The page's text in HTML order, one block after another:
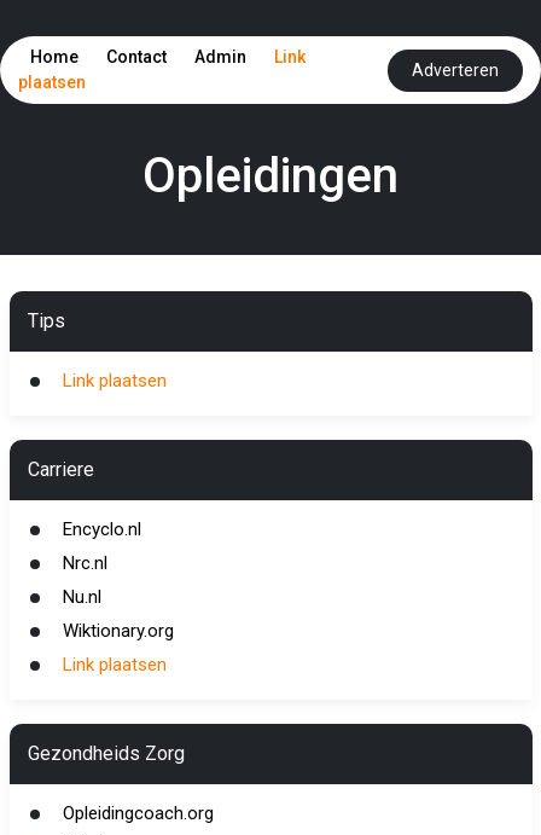
Home Contact Admin
Link
plaatsen
Adverteren
Opleidingen
Tips
Link plaatsen
Carriere
Encyclo.nl
Nrc.nl
Nu.nl
Wiktionary.org
Link plaatsen
Gezondheids Zorg
Opleidingcoach.org